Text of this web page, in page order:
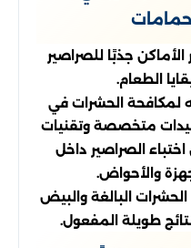
جذبًا للصراصير
الطعام.
لمكافحة الحشرات في
متخصصة وتقنيات
الصراصير داخل
والأحواض.
البالغة والبيض
طويلة المفعول.